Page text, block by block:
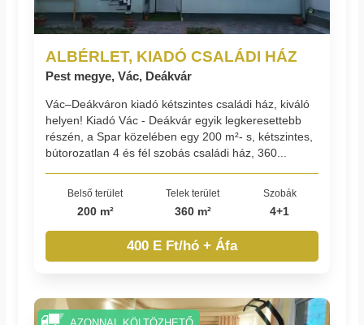
ALBÉRLET, KIADÓ CSALÁDI HÁZ
Pest megye, Vác, Deákvár
Vác–Deákváron kiadó kétszintes családi ház, kiváló
helyen! Kiadó Vác - Deákvár egyik legkeresettebb
részén, a Spar közelében egy 200 m²- s, kétszintes,
bútorozatlan 4 és fél szobás családi ház, 360...
Belső terület
200 m²
Telek terület
360 m²
Szobák
4+1
400 E Ft/hó + Áfa